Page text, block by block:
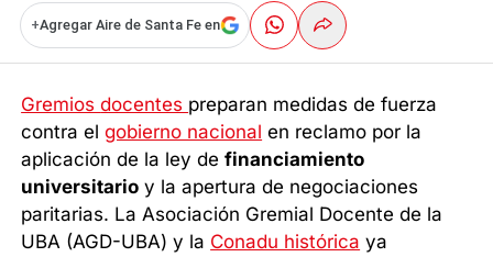
+Agregar Aire de Santa Fe en
Gremiosdocentes preparan medidas de fuerza
contra elgobierno nacional en reclamo por la
aplicación de la ley definanciamiento
universitario y la apertura de negociaciones
paritarias. La Asociación Gremial Docente de la
UBA (AGD-UBA) y la Conadu histórica ya